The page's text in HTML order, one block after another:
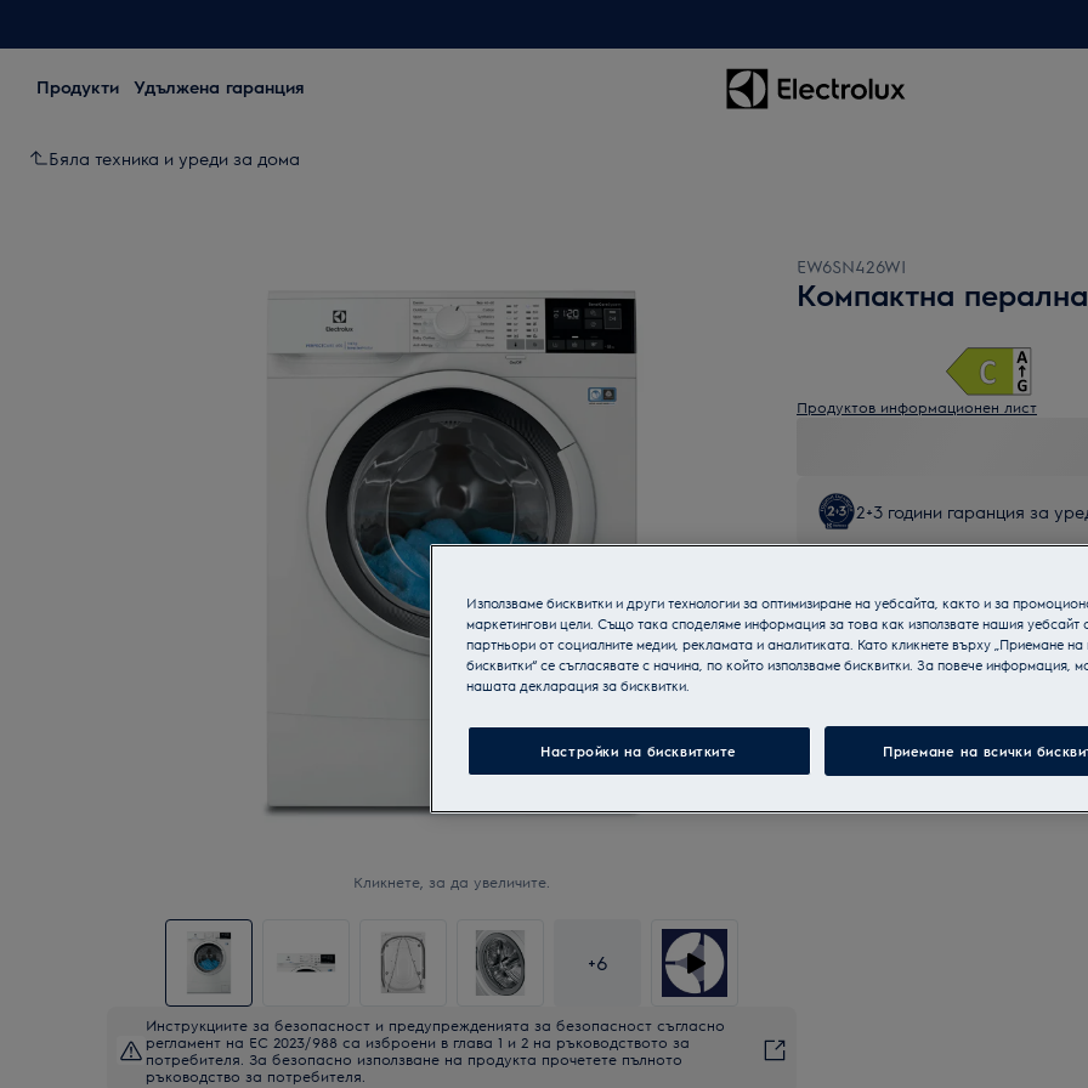
Продукти Удължена гаранция
Бяла техника и уреди за дома
Кликнете, за да увеличите.
+6
Инструкциите за безопасност и предупрежденията за безопасност съгласно
регламент на ЕС 2023/988 са изброени в глава 1 и 2 на ръководството за
потребителя. За безопасно използване на продукта прочетете пълното
ръководство за потребителя.
EW6SN426WI
Компактна
Продуктов информационен лист
2+3 години гаранция за
Използваме бисквитки и други технологии за оптимизиране на уебсайта, както и за
маркетингови цели. Също така споделяме информация за това как използвате нашия уебсайт
партньори от социалните медии, рекламата и аналитиката. Като кликнете върху „Приемане на
бисквитки“ се съгласявате с начина, по който използваме бисквитки. За повече информация,
нашата декларация за бисквитки.
Настройки на бисквитките Приемане на всички